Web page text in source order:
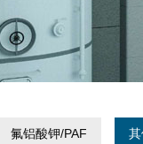
氟铝酸钾/PAF